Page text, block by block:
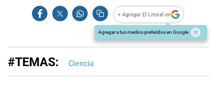
+ Agregar El Litoral en
Agregar a tus medios preferidos en Google
#TEMAS: Ciencia